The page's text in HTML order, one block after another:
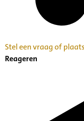
Stel een vraag of
Reageren